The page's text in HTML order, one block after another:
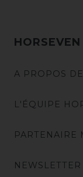
HORSEVEN
A PROPOS
L'ÉQUIPE
PARTENAIRE
NEWSLETTER